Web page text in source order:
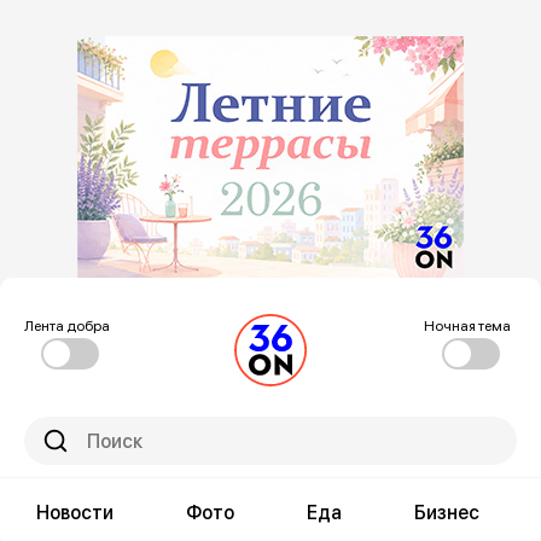
Лента добра Ночная тема
Новости Фото Еда Бизнес